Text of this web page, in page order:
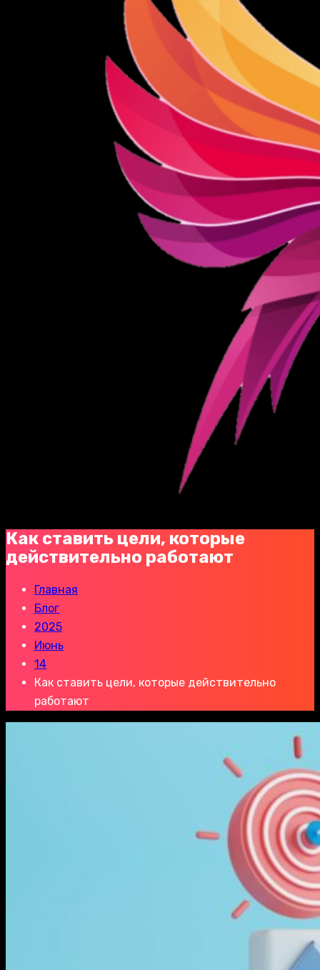
Как ставить цели, которые
действительно работают
Главная
Блог
2025
Июнь
14
Как ставить цели, которые действительно
работают